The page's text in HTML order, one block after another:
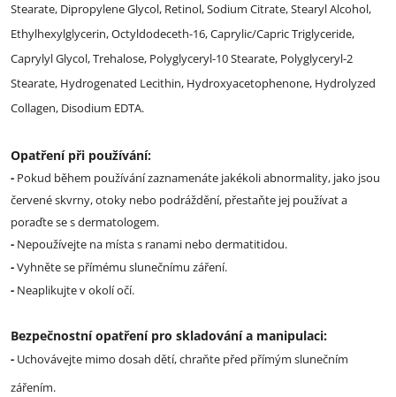
Stearate, Dipropylene Glycol, Retinol, Sodium Citrate, Stearyl Alcohol,
Ethylhexylglycerin, Octyldodeceth-16, Caprylic/Capric Triglyceride,
Caprylyl Glycol, Trehalose, Polyglyceryl-10 Stearate, Polyglyceryl-2
Stearate, Hydrogenated Lecithin, Hydroxyacetophenone, Hydrolyzed
Collagen, Disodium EDTA.
Opatření při používání:
- Pokud během používání zaznamenáte jakékoli abnormality, jako jsou
červené skvrny, otoky nebo podráždění, přestaňte jej používat a
poraďte se s dermatologem.
- Nepoužívejte na místa s ranami nebo dermatitidou.
-Vyhněte se přímému slunečnímu záření.
- Neaplikujte v okolí očí.
Bezpečnostní opatření pro skladování a manipulaci:
- Uchovávejte mimo dosah dětí, chraňte před přímým slunečním
zářením.